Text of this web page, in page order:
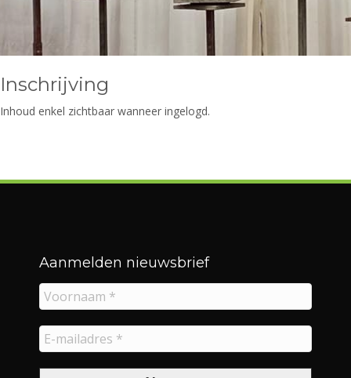
Inschrijving
Inhoud enkel zichtbaar wanneer ingelogd.
Aanmelden nieuwsbrief